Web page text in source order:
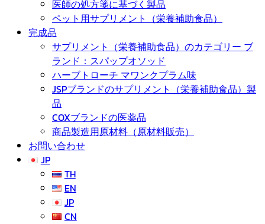
医師の処方箋に基づく製品
ペット用サプリメント（栄養補助食品）
完成品
サプリメント（栄養補助食品）のカテゴリー ブ
ランド：スパップオソッド
ハーブトローチ マワンクプラム味
JSPブランドのサプリメント（栄養補助食品）製
品
COXブランドの医薬品
商品製造用原材料（原材料販売）
お問い合わせ
JP
TH
EN
JP
CN